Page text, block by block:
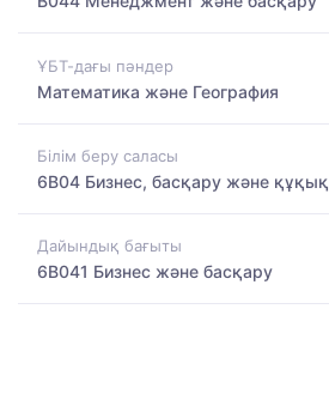
ҰБТ-дағы пәндер
Математика және География
Білім беру саласы
6B04 Бизнес, басқару және құқық
Дайындық бағыты
6B041 Бизнес және басқару